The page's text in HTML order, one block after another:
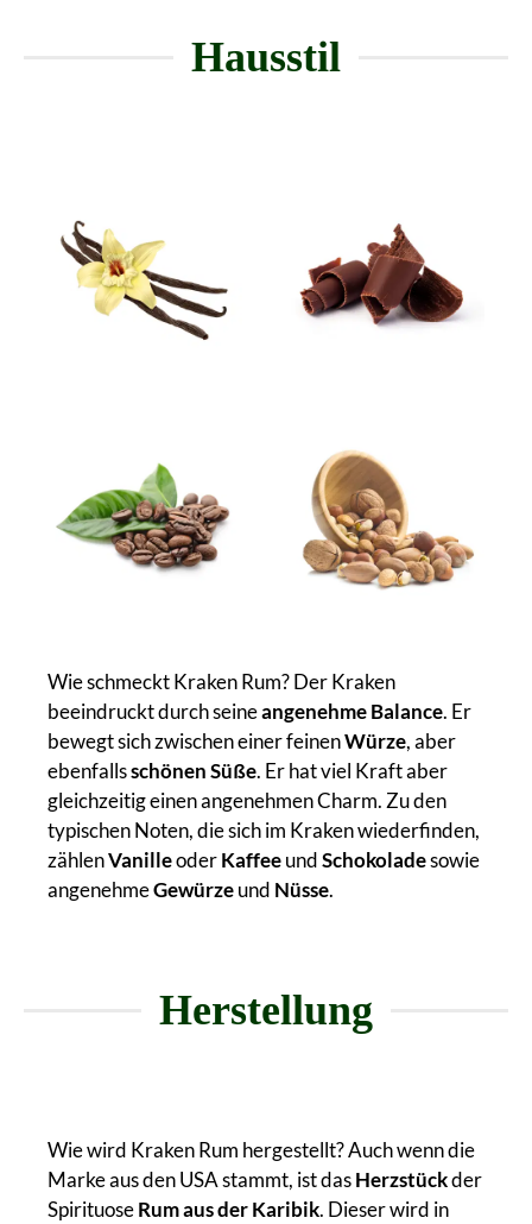
Hausstil
Wie schmeckt Kraken Rum? Der Kraken
beeindruckt durch seineangenehme Balance. Er
bewegt sich zwischen einer feinenWürze, aber
ebenfallsschönen Süße. Er hat viel Kraft aber
gleichzeitig einen angenehmen Charm. Zu den
typischen Noten, die sich im Kraken wiederfinden,
zählenVanilleoderKaffeeundSchokoladesowie
angenehmeGewürzeund Nüsse.
Herstellung
Wie wird Kraken Rum hergestellt? Auch wenn die
Marke aus den USA stammt, ist dasHerzstückder
SpirituoseRum aus der Karibik. Dieser wird in